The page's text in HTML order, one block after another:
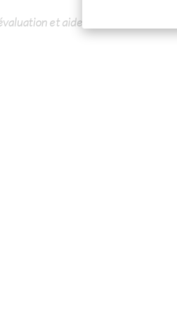
et aidez les autres clients.